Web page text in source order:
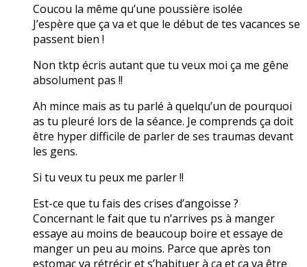
Coucou la même qu’une poussière isolée
J’espère que ça va et que le début de tes vacances se
passent bien !
Non tktp écris autant que tu veux moi ça me gêne
absolument pas !!
Ah mince mais as tu parlé à quelqu’un de pourquoi
as tu pleuré lors de la séance. Je comprends ça doit
être hyper difficile de parler de ses traumas devant
les gens.
Si tu veux tu peux me parler !!
Est-ce que tu fais des crises d’angoisse ?
Concernant le fait que tu n’arrives ps à manger
essaye au moins de beaucoup boire et essaye de
manger un peu au moins. Parce que après ton
estomac va rétrécir et s’habituer à ça et ça va être